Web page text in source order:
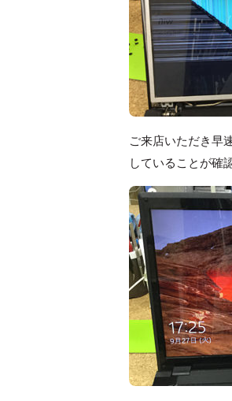
ご来店いただき早
していることが確